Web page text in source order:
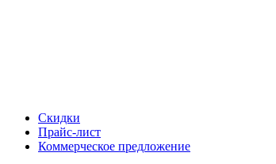
Скидки
Прайс-лист
Коммерческое предложение